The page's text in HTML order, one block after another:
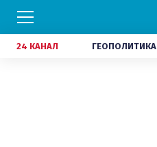
24 КАНАЛ ГЕОПОЛИТИКА